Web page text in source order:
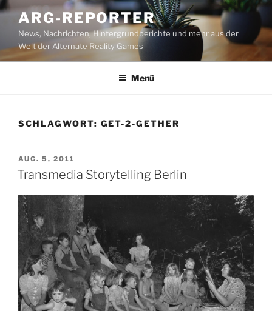
Zum
Inhalt
springen
ARG-REPORTER
News, Nachrichten, Hintergrundberichte und mehr aus der
Welt der Alternate Reality Games
Menü
SCHLAGWORT: GET-2-GETHER
VERÖFFENTLICHT
AM
AUG. 5, 2011
Transmedia Storytelling Berlin